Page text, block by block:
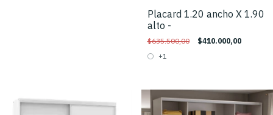
Placard 1.20 ancho X 1.90
alto -
$635.500,00 $410.000,00
+1